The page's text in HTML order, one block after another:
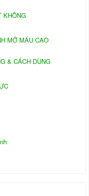
KHÔNG
MỠ MÁU CAO
& CÁCH DÙNG